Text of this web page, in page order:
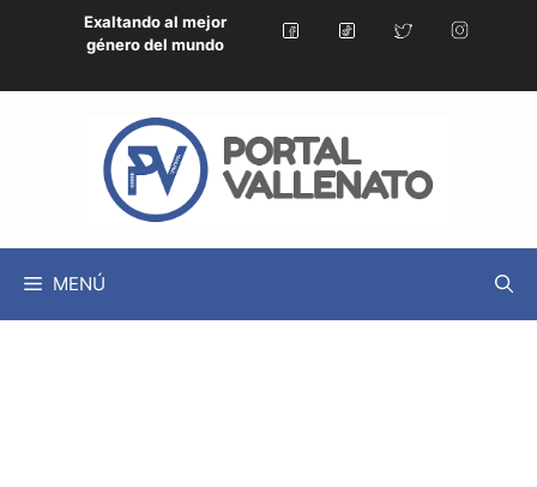
Exaltando al mejor
género del mundo
MENÚ